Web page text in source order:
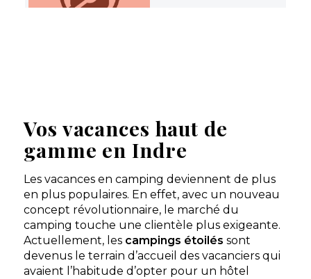
Vos vacances haut de
gamme en Indre
Les vacances en camping deviennent de plus
en plus populaires. En effet, avec un nouveau
concept révolutionnaire, le marché du
camping touche une clientèle plus exigeante.
Actuellement, les campings étoilés sont
devenus le terrain d’accueil des vacanciers qui
avaient l’habitude d’opter pour un hôtel
★ 4.3/5 (737 avis)
Aucune information tarifaire disponible
Découvrir